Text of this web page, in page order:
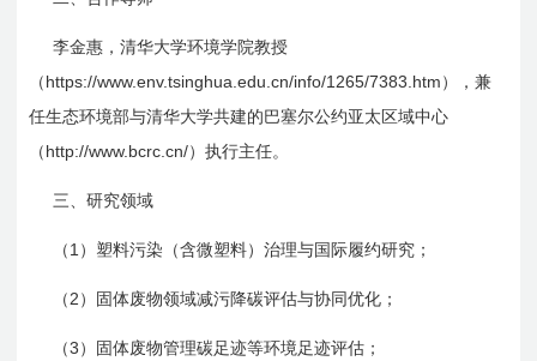
李金惠，清华大学环境学院教授
（ https://www.env.tsinghua.edu.cn/info/1265/7383.htm ），兼
任生态环境部与清华大学共建的巴塞尔公约亚太区域中心
（ http://www.bcrc.cn/）执行主任。
三、研究领域
（ 1 ）塑料污染（含微塑料）治理与国际履约研究；
（ 2 ）固体废物领域减污降碳评估与协同优化；
（3 ）固体废物管理碳足迹等环境足迹评估；